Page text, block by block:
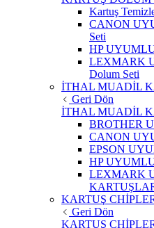
Kartuş
CANON
Seti
HP
LEXMARK
Dolum Seti
İTHAL MUADİL
Geri Dön
İTHAL MUADİL
BROTHER
CANON
EPSON
HP
LEXMARK
KARTUŞ
Geri Dön
KARTUŞ